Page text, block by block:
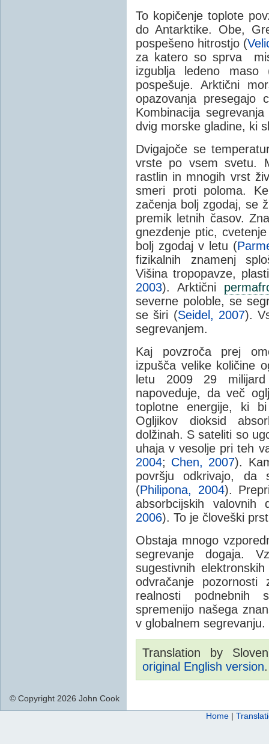
To kopičenje toplote
do Antarktike. Obe,
pospešeno hitrostjo (
za katero so sprva
izgublja ledeno maso
pospešuje. Arktični
opazovanja presegajo
Kombinacija
dvig morske gladine, ki
Dvigajoče se
vrste po vsem svetu.
rastlin in mnogih vrst
smeri proti poloma.
začenja bolj zgodaj, se
premik letnih časov.
gnezdenje ptic,
bolj zgodaj v letu (
fizikalnih znamenj
Višina tropopavze,
2003). Arktični
severne poloble, se
se širi (Seidel, 2007).
segrevanjem.
Kaj povzroča prej
izpušča velike količine
letu 2009 29
napoveduje, da več
toplotne energije, ki
Ogljikov dioksid
dolžinah. S sateliti so
uhaja v vesolje pri teh
2004; Chen, 2007).
površju odkrivajo, da
(Philipona, 2004).
absorbcijskih valovnih
2006). To je človeški
Obstaja mnogo
segrevanje dogaja.
sugestivnih
odvračanje
realnosti podnebnih
spremenijo našega
v globalnem segrevanju.
Translation by
original English version.
© Copyright 2026 John Cook
Home |